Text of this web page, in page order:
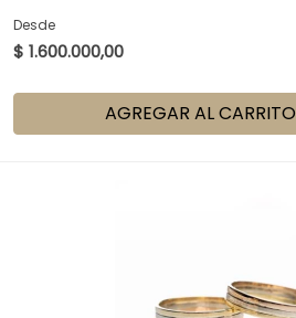
Desde
$ 1.600.000,00
AGREGAR AL CARRITO